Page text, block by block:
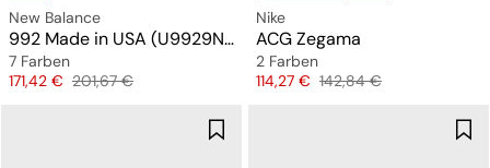
New Balance
992 Made in USA (U9929NF)
7 Farben
Preis
171,42 € Originalpreis
201,67 €
Nike
ACG Zegama
2 Farben
Preis
114,27 € Originalpreis
142,84 €